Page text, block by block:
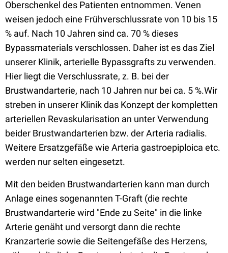
Oberschenkel des Patienten entnommen. Venen
weisen jedoch eine Frühverschlussrate von 10 bis 15
% auf. Nach 10 Jahren sind ca. 70 % dieses
Bypassmaterials verschlossen. Daher ist es das Ziel
unserer Klinik, arterielle Bypassgrafts zu verwenden.
Hier liegt die Verschlussrate, z. B. bei der
Brustwandarterie, nach 10 Jahren nur bei ca. 5 %.Wir
streben in unserer Klinik das Konzept der kompletten
arteriellen Revaskularisation an unter Verwendung
beider Brustwandarterien bzw. der Arteria radialis.
Weitere Ersatzgefäße wie Arteria gastroepiploica etc.
werden nur selten eingesetzt.
Mit den beiden Brustwandarterien kann man durch
Anlage eines sogenannten T-Graft (die rechte
Brustwandarterie wird "Ende zu Seite" in die linke
Arterie genäht und versorgt dann die rechte
Kranzarterie sowie die Seitengefäße des Herzens,